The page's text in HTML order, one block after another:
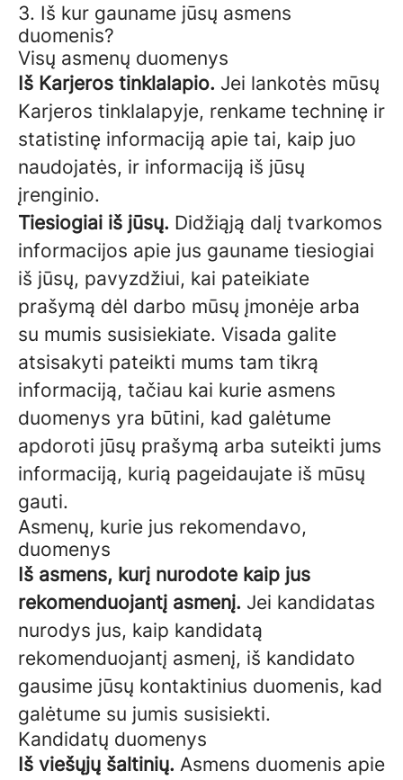
3. Iš kur gauname jūsų asmens
duomenis?
Visų asmenų duomenys
Iš Karjeros tinklalapio. Jei lankotės mūsų
Karjeros tinklalapyje, renkame techninę ir
statistinę informaciją apie tai, kaip juo
naudojatės, ir informaciją iš jūsų
įrenginio.
Tiesiogiai iš jūsų. Didžiąją dalį tvarkomos
informacijos apie jus gauname tiesiogiai
iš jūsų, pavyzdžiui, kai pateikiate
prašymą dėl darbo mūsų įmonėje arba
su mumis susisiekiate. Visada galite
atsisakyti pateikti mums tam tikrą
informaciją, tačiau kai kurie asmens
duomenys yra būtini, kad galėtume
apdoroti jūsų prašymą arba suteikti jums
informaciją, kurią pageidaujate iš mūsų
gauti.
Asmenų, kurie jus rekomendavo,
duomenys
Iš asmens, kurį nurodote kaip jus
rekomenduojantį asmenį. Jei kandidatas
nurodys jus, kaip kandidatą
rekomenduojantį asmenį, iš kandidato
gausime jūsų kontaktinius duomenis, kad
galėtume su jumis susisiekti.
Kandidatų duomenys
Iš viešųjų šaltinių. Asmens duomenis apie